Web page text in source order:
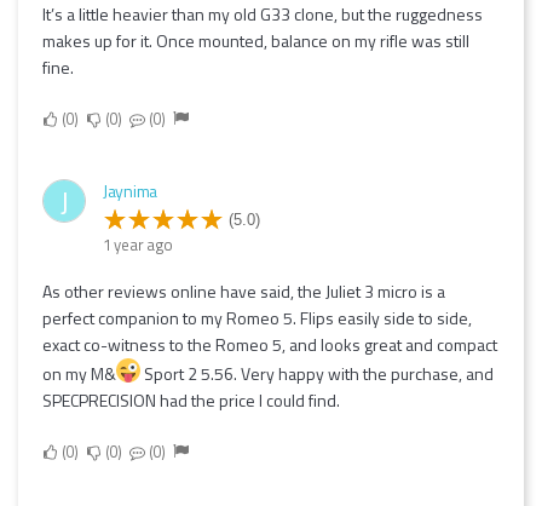
It’s a little heavier than my old G33 clone, but the ruggedness
makes up for it. Once mounted, balance on my rifle was still
fine.
0 0 0
J Jaynima
(5.0)
1 year ago
As other reviews online have said, the Juliet 3 micro is a
perfect companion to my Romeo 5. Flips easily side to side,
exact co-witness to the Romeo 5, and looks great and compact
on my M&
Sport 2 5.56. Very happy with the purchase, and
SPECPRECISION had the price I could find.
0 0 0